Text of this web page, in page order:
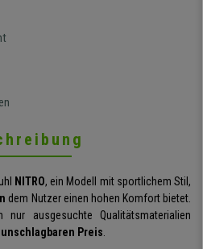
NITRO, ein Modell mit sportlichem Stil,
dem Nutzer einen hohen Komfort bietet.
ausgesuchte Qualitätsmaterialien
unschlagbaren Preis.